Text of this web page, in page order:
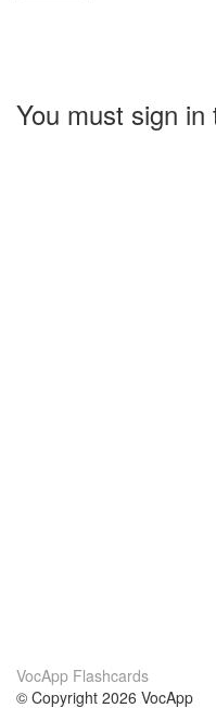
You must sign
VocApp Flashcards
© Copyright 2026 VocApp